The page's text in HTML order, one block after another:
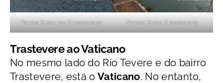
Ponte Sisto no Trastevere Ponte Sisto Trastevere
Trastevere ao Vaticano
No mesmo lado do Rio Tevere e do bairro
Trastevere, está o Vaticano. No entanto,